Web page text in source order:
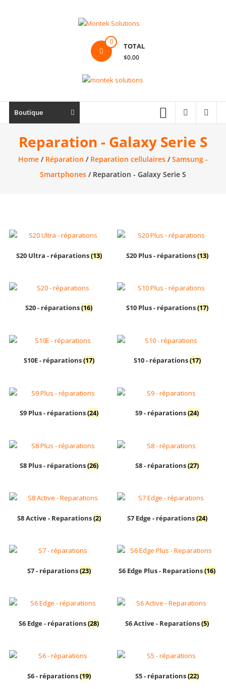
Ordinateur,
cellulaire
électronique
0 TOTAL
$0.00
Boutique
Reparation - Galaxy Serie S
Home/ Réparation / Reparation cellulaires/Samsung -
Smartphones/ Reparation - Galaxy Serie S
S20 Ultra - réparations(13) S20 Plus - réparations(13)
S20 - réparations(16) S10 Plus - réparations(17)
S10E - réparations(17) S10 - réparations(17)
S9 Plus - réparations(24) S9 - réparations(24)
S8 Plus - réparations(26) S8 - réparations(27)
S8 Active - Reparations(2) S7 Edge - réparations(24)
S7 - réparations(23) S6 Edge Plus - Reparations(16)
S6 Edge - réparations(28) S6 Active - Reparations(5)
S6 - réparations(19) S5 - réparations(22)